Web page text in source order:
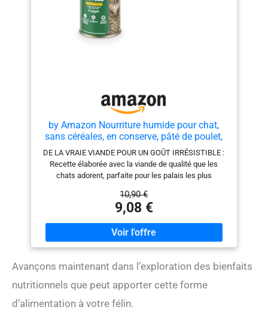
vitamines A & E, et sans colorants. FAIRE DES
RÉSERVES, INTELLIGEMMENT : Les formats
multi‑emballages, avec des sachets pratiques, offrent
un excellent rapport qualité-prix au quotidien, vous
by Amazon Nourriture humide pour chat,
sans céréales, en conserve, pâté de poulet,
12 x 400 g
DE LA VRAIE VIANDE POUR UN GOÛT IRRÉSISTIBLE :
Recette élaborée avec la viande de qualité que les
chats adorent, parfaite pour les palais les plus
AJOUTɠ: Notre recette ne contient pas de céréales ni
de sucres ajoutés, ce qui facilite la digestion et
favorise le bien-être général ENRICHIE EN VITAMINES
ET MINÉRAUX ESSENTIELS : Recette enrichie en
vitamine D pour renforcer les os, en vitamine E pour
renforcer le cœur DÉVELOPPÉE PAR DES EXPERTS EN
experts pour garantir un repas complet à votre chat,
puis emballée de manière responsable aux Pays-Bas
10,90 €
9,08 €
Avançons maintenant dans l’exploration des bienfaits
nutritionnels que peut apporter cette forme
d’alimentation à votre félin.